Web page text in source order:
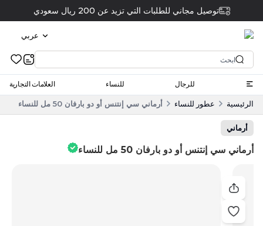
توصيل مجاني للطلبات التي تزيد عن 200 ريال سعودي
عربي
للرجال للنساء العلامات التجارية
الرئيسية عطور للنساء أرماني سي إنتنس أو دو بارفان 50 مل للنساء
أرماني
أرماني سي إنتنس أو دو بارفان 50 مل للنساء